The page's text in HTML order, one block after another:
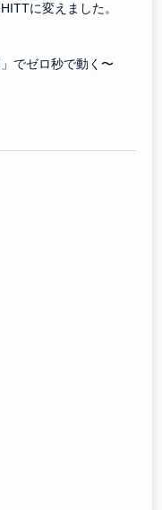
に変えました。
でゼロ秒で動く〜